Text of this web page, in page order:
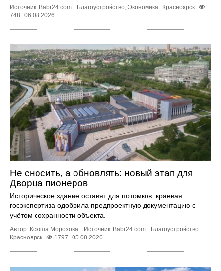
Источник: Babr24.com. Благоустройство, Экономика
Красноярск
748
06.08.2026
Не сносить, а обновлять: новый этап для
Дворца пионеров
Историческое здание оставят для потомков: краевая
госэкспертиза одобрила предпроектную документацию с
учётом сохранности объекта.
Автор: Ксюша Морозова. Источник: Babr24.com.
Благоустройство
Красноярск
1797 05.08.2026